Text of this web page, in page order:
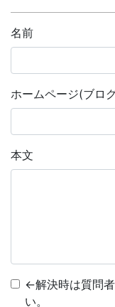
名前
ホームページ(ブロ
本文
←解決時は質問
い。